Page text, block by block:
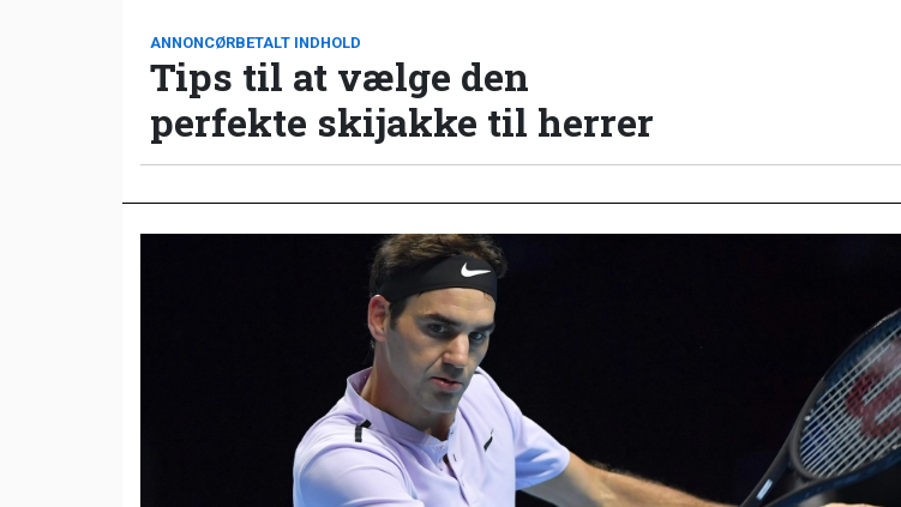
ANNONCØRBETALT INDHOLD
Tips til at vælge den
perfekte skijakke til herrer